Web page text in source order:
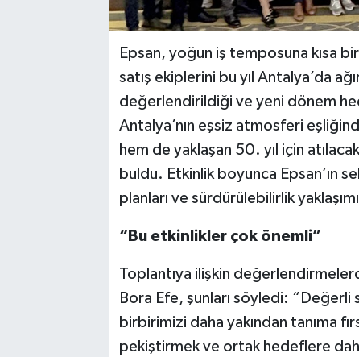
Epsan, yoğun iş temposuna kısa
satış ekiplerini bu yıl Antalya’da
değerlendirildiği ve yeni dönem
Antalya’nın eşsiz atmosferi
hem de yaklaşan 50. yıl için
buldu. Etkinlik boyunca Epsan’ın
planları ve sürdürülebilirlik
“Bu etkinlikler çok önemli”
Toplantıya ilişkin
Bora Efe, şunları söyledi:
birbirimizi daha yakından tanıma
pekiştirmek ve ortak hedeflere